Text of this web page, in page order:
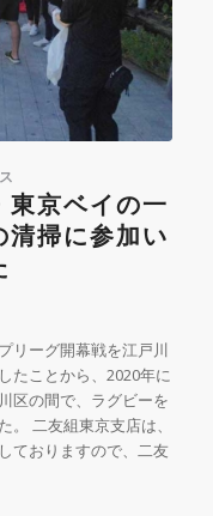
東京ベイの一
清掃に参加い
リーグ開幕戦を江戸川
たことから、2020年に
区の間で、ラグビーを
二友組東京支店は、
ておりますので、二友